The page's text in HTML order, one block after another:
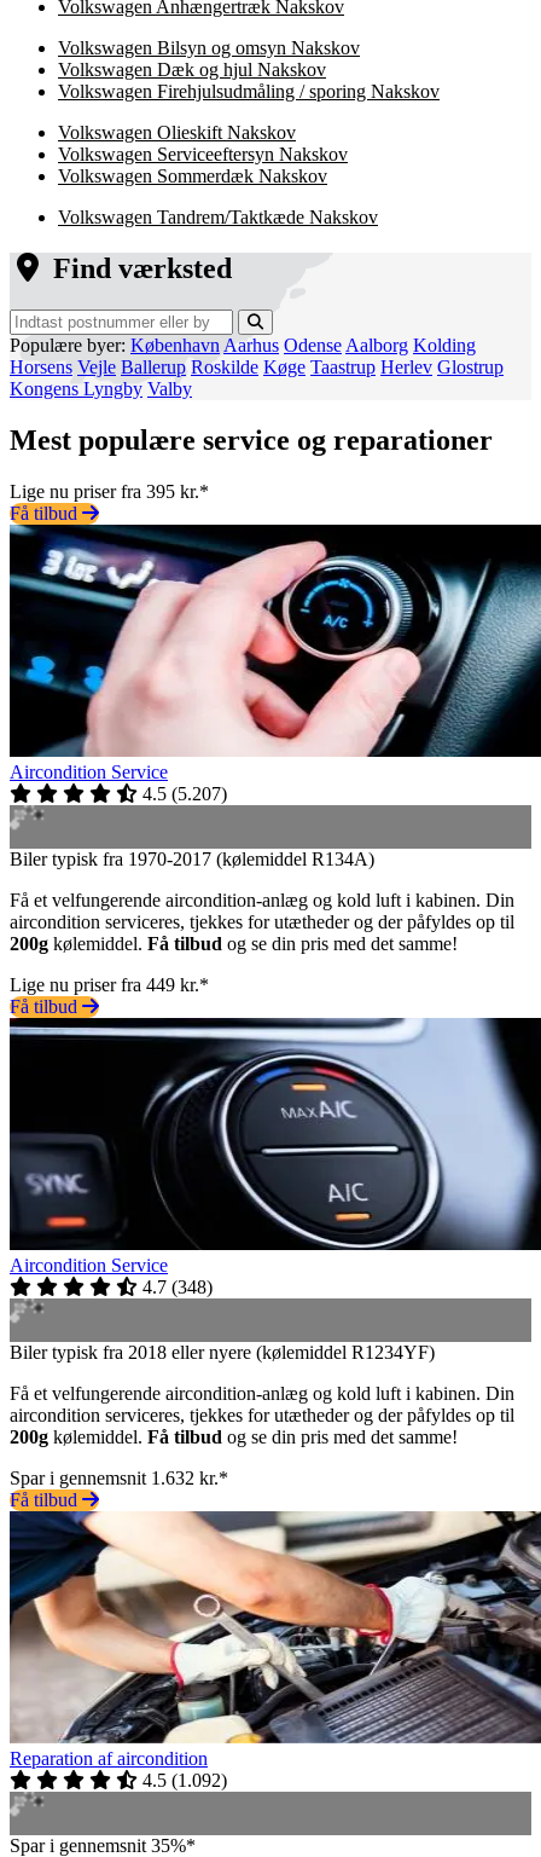
Volkswagen Anhængertræk Nakskov
Volkswagen Bilsyn og omsyn Nakskov
Volkswagen Dæk og hjul Nakskov
Volkswagen Firehjulsudmåling / sporing Nakskov
Volkswagen Olieskift Nakskov
Volkswagen Serviceeftersyn Nakskov
Volkswagen Sommerdæk Nakskov
Volkswagen Tandrem/Taktkæde Nakskov
Find værksted
Populære byer: København Aarhus Odense Aalborg Kolding
Horsens Vejle Ballerup Roskilde Køge Taastrup Herlev Glostrup
Kongens Lyngby Valby
Mest populære service og reparationer
Lige nu priser fra 395 kr.*
Få tilbud
Aircondition Service
4.5 (5.207)
Biler typisk fra 1970-2017 (kølemiddel R134A)
Få et velfungerende aircondition-anlæg og kold luft i kabinen. Din
aircondition serviceres, tjekkes for utætheder og der påfyldes op til
200g kølemiddel. Få tilbud og se din pris med det samme!
Lige nu priser fra 449 kr.*
Få tilbud
Aircondition Service
4.7 (348)
Biler typisk fra 2018 eller nyere (kølemiddel R1234YF)
Få et velfungerende aircondition-anlæg og kold luft i kabinen. Din
aircondition serviceres, tjekkes for utætheder og der påfyldes op til
200g kølemiddel. Få tilbud og se din pris med det samme!
Spar i gennemsnit 1.632 kr.*
Få tilbud
Reparation af aircondition
4.5 (1.092)
Spar i gennemsnit 35%*